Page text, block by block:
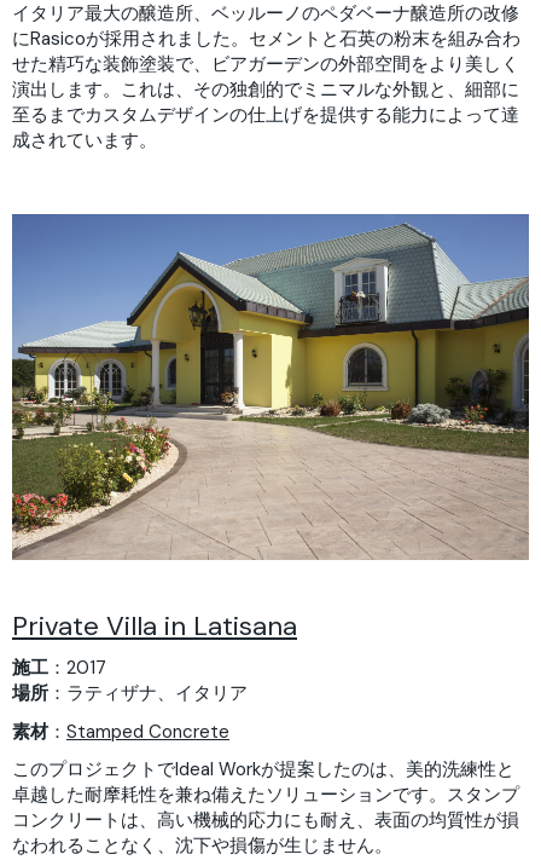
イタリア最大の醸造所、ベッルーノのペダベーナ醸造所の改修
にRasicoが採用されました。セメントと石英の粉末を組み合わ
せた精巧な装飾塗装で、ビアガーデンの外部空間をより美しく
演出します。これは、その独創的でミニマルな外観と、細部に
至るまでカスタムデザインの仕上げを提供する能力によって達
成されています。
Private Villa in Latisana
施工 ：2017
場所 ：ラティザナ、イタリア
素材： Stamped Concrete
このプロジェクトでIdeal Workが提案したのは、美的洗練性と
卓越した耐摩耗性を兼ね備えたソリューションです。スタンプ
コンクリートは、高い機械的応力にも耐え、表面の均質性が損
なわれることなく、沈下や損傷が生じません。